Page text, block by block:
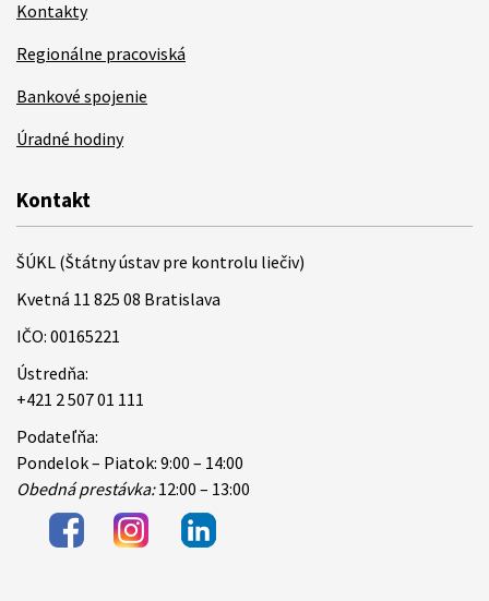
Kontakty
Regionálne pracoviská
Bankové spojenie
Úradné hodiny
Kontakt
ŠÚKL (Štátny ústav pre kontrolu liečiv)
Kvetná 11 825 08 Bratislava
IČO: 00165221
Ústredňa:
+421 2 507 01 111
Podateľňa:
Pondelok – Piatok: 9:00 – 14:00
Obedná prestávka:12:00 – 13:00